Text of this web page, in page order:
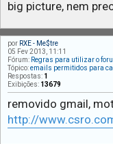
big picture, nem
por RXE - Me$tre
05 Fev 2013, 11:11
Fórum: Regras para utilizar o
Tópico:emails permitidos para
Respostas: 1
Exibições: 13679
removido gmail,
http://